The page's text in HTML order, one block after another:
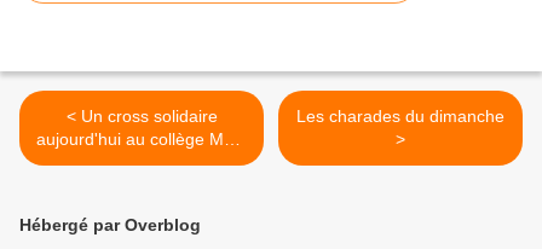
< Un cross solidaire
aujourd'hui au collège Max-
Jacob au profit de la SNSM
Les charades du dimanche
>
Hébergé par Overblog